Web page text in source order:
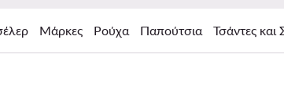
Μάρκες Ρούχα Παπούτσια Τσάντες και